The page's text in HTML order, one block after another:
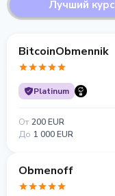
Лучший курс
BitcoinObmennik
Platinum
От 200 EUR
До 1 000 EUR
Obmenoff